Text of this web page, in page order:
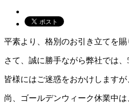
平素より、格別のお引き立てを賜
さて、誠に勝手ながら弊社では
皆様にはご迷惑をおかけします
尚、ゴールデンウィーク休業中